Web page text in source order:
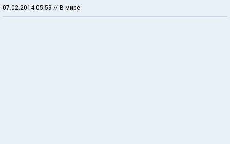
07.02.2014 05:59 // В мире